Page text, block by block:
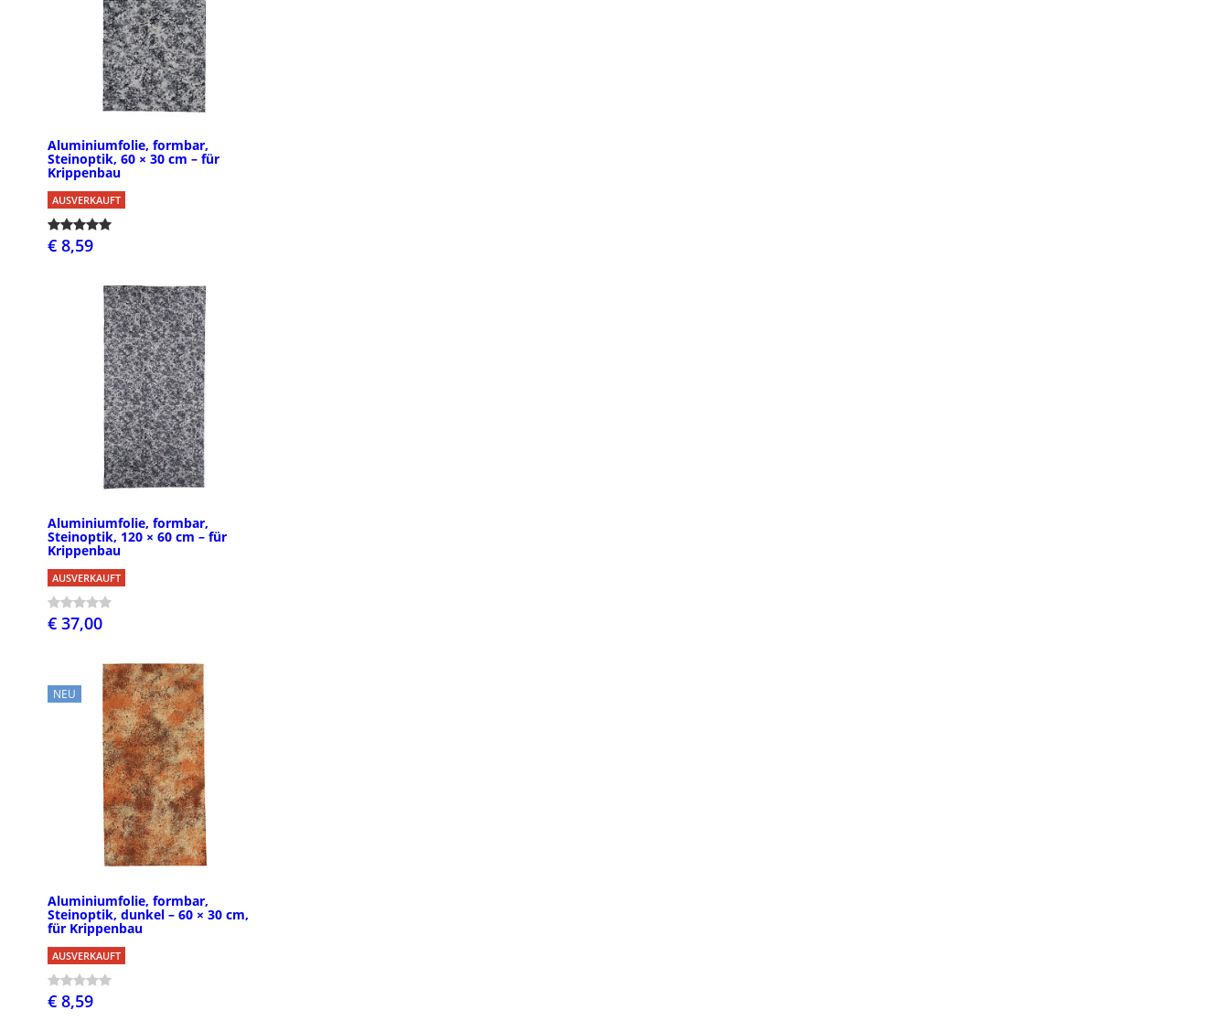
Aluminiumfolie, formbar,
Steinoptik, 60 × 30 cm – für
Krippenbau
AUSVERKAUFT
€ 8,59
Aluminiumfolie, formbar,
Steinoptik, 120 × 60 cm – für
Krippenbau
AUSVERKAUFT
€ 37,00
NEU
Aluminiumfolie, formbar,
Steinoptik, dunkel – 60 × 30 cm,
für Krippenbau
AUSVERKAUFT
€ 8,59